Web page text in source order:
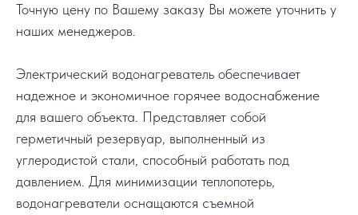
Точную цену по Вашему заказу Вы можете уточнить у
наших менеджеров.
Электрический водонагреватель обеспечивает
надежное и экономичное горячее водоснабжение
для вашего объекта. Представляет собой
герметичный резервуар, выполненный из
углеродистой стали, способный работать под
давлением. Для минимизации теплопотерь,
водонагреватели оснащаются съемной